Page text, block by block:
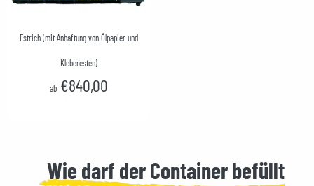
Estrich (mit Anhaftung von Ölpapier und
Kleberesten)
ab €840,00
Wie darf der Container befüllt